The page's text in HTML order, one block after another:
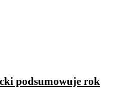
podsumowuje rok